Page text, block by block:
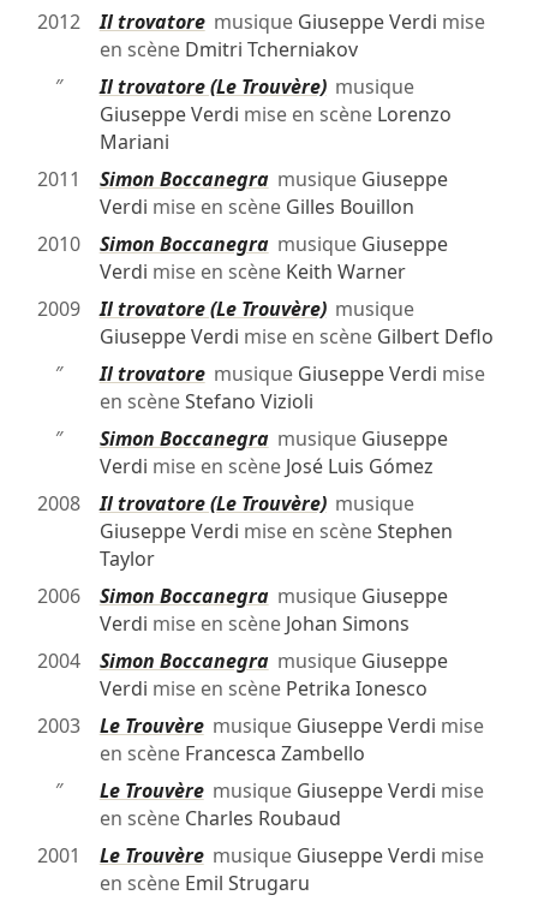
2012
Il trovatoremusique Giuseppe Verdi mise
en scène Dmitri Tcherniakov
″
Il trovatore (Le Trouvère)musique
Giuseppe Verdi mise en scène Lorenzo
Mariani
2011
Simon Boccanegramusique Giuseppe
Verdi mise en scène Gilles Bouillon
2010
Simon Boccanegramusique Giuseppe
Verdi mise en scène Keith Warner
2009
Il trovatore (Le Trouvère)musique
Giuseppe Verdi mise en scène Gilbert Deflo
″
Il trovatoremusique Giuseppe Verdi mise
en scèneStefano Vizioli
″
Simon Boccanegramusique Giuseppe
Verdi mise en scène José Luis Gómez
2008
Il trovatore (Le Trouvère)musique
Giuseppe Verdi mise en scèneStephen
Taylor
2006
Simon Boccanegramusique Giuseppe
Verdi mise en scène Johan Simons
2004
Simon Boccanegramusique Giuseppe
Verdi mise en scène Petrika Ionesco
2003
Le Trouvèremusique Giuseppe Verdi mise
en scène Francesca Zambello
″
Le Trouvèremusique Giuseppe Verdi mise
en scène Charles Roubaud
2001
Le Trouvèremusique Giuseppe Verdi mise
en scène Emil Strugaru